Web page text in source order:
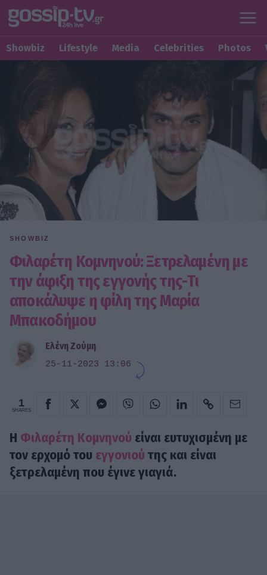
Showbiz Lifestyle Media Celebrities Photos
SHOWBIZ
Φιλαρέτη Κομνηνού: Ξετρελαμένη με
την άφιξη της εγγονής της-Τι
αποκάλυψε η φίλη της Μαρία
Μπακοδήμου
Ελένη Ζούμη
25-11-2023 13:06
1
SHARES
Η Φιλαρέτη Κομνηνού είναι ευτυχισμένη με
τον ερχομό του εγγονιού της και είναι
ξετρελαμένη που έγινε γιαγιά.